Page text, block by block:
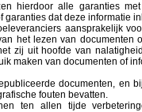
hierdoor alle garanties
dat deze informatie
aansprakelijk
het lezen van documenten
zij uit hoofde van
maken van documenten of
documenten, en
fouten bevatten.
ten allen tijde